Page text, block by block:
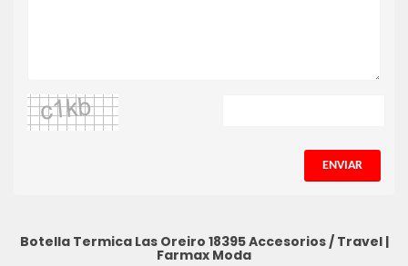
ENVIAR
Botella Termica Las Oreiro 18395Accesorios / Travel|
Farmax Moda